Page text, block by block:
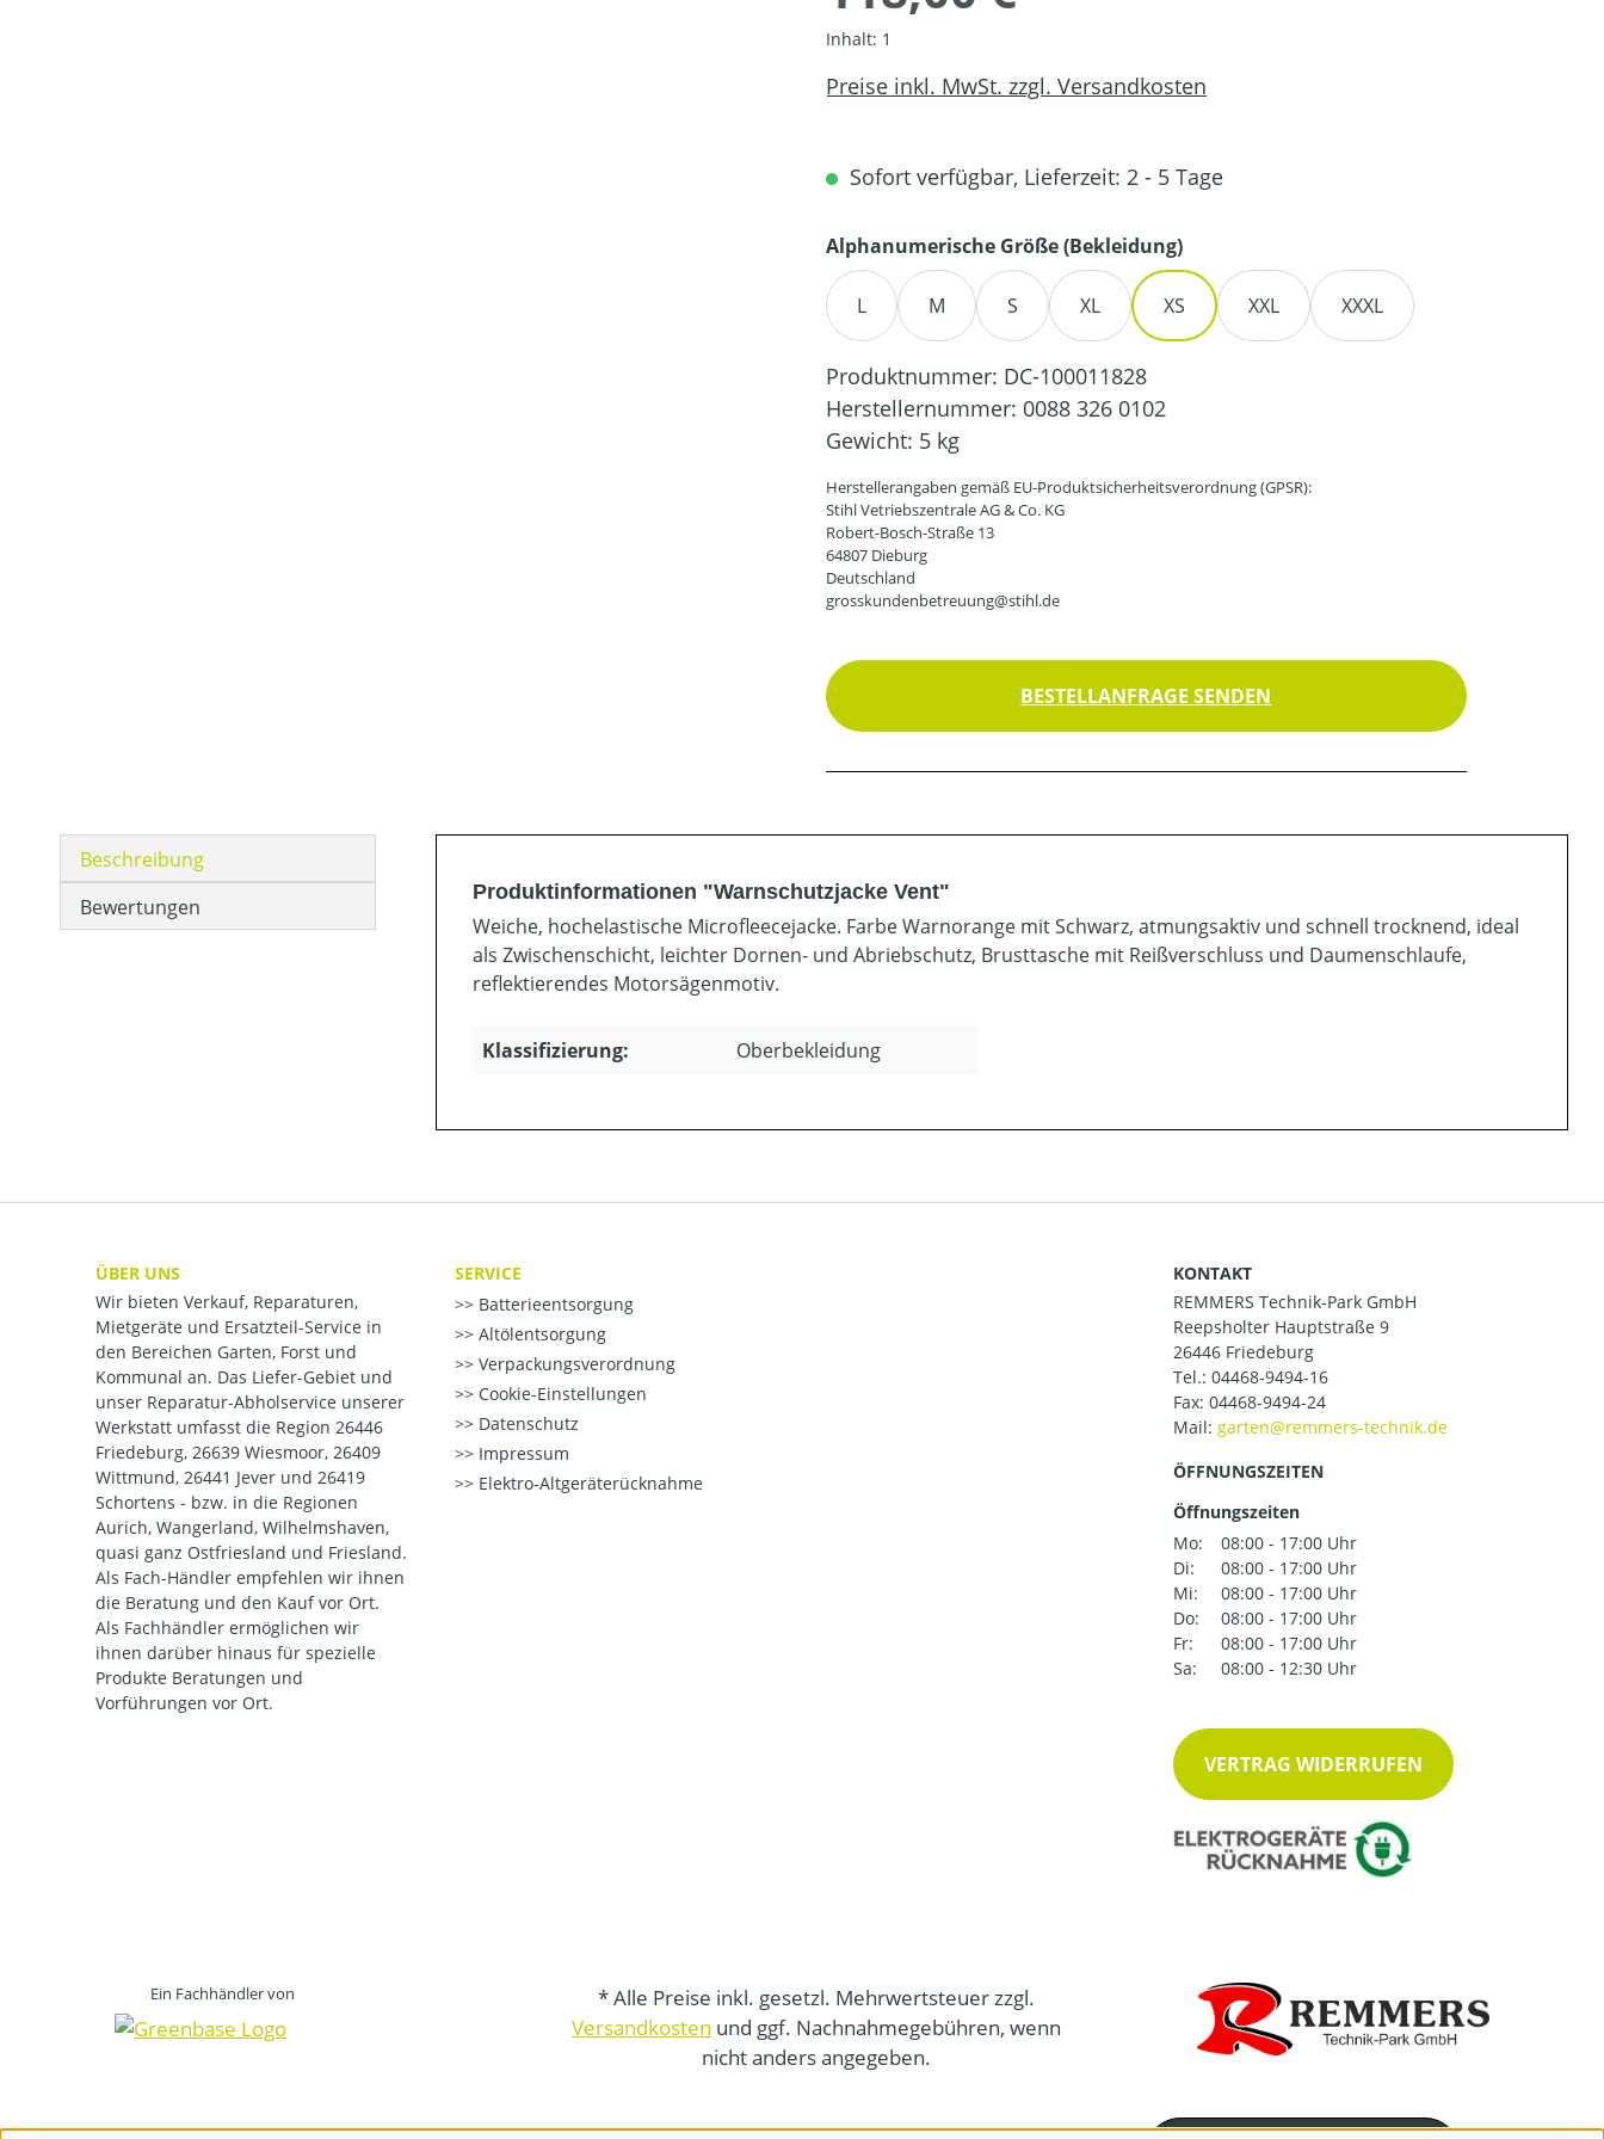
Inhalt: 1
Preise inkl. MwSt. zzgl. Versandkosten
Sofort verfügbar, Lieferzeit: 2 - 5 Tage
Alphanumerische Größe (Bekleidung)auswählen
L M S XL XS XXL XXXL
Produktnummer: DC-100011828
Herstellernummer: 0088 326 0102
Gewicht: 5 kg
Herstellerangaben gemäß EU-Produktsicherheitsverordnung (GPSR):
Stihl Vetriebszentrale AG & Co. KG
Robert-Bosch-Straße 13
64807 Dieburg
Deutschland
grosskundenbetreuung@stihl.de
BESTELLANFRAGE SENDEN
Beschreibung
Bewertungen
Produktinformationen "Warnschutzjacke Vent"
Weiche, hochelastische Microfleecejacke. Farbe Warnorange mit Schwarz, atmungsaktiv und schnell trocknend, ideal
als Zwischenschicht, leichter Dornen- und Abriebschutz, Brusttasche mit Reißverschluss und Daumenschlaufe,
reflektierendes Motorsägenmotiv.
Klassifizierung: Oberbekleidung
ÜBER UNS
Wir bieten Verkauf, Reparaturen,
Mietgeräte und Ersatzteil-Service in
den Bereichen Garten, Forst und
Kommunal an. Das Liefer-Gebiet und
unser Reparatur-Abholservice unserer
Werkstatt umfasst die Region 26446
Friedeburg, 26639 Wiesmoor, 26409
Wittmund, 26441 Jever und 26419
Schortens - bzw. in die Regionen
Aurich, Wangerland, Wilhelmshaven,
quasi ganz Ostfriesland und Friesland.
Als Fach-Händler empfehlen wir ihnen
die Beratung und den Kauf vor Ort.
Als Fachhändler ermöglichen wir
ihnen darüber hinaus für spezielle
Produkte Beratungen und
Vorführungen vor Ort.
SERVICE
Batterieentsorgung
Altölentsorgung
Verpackungsverordnung
Cookie-Einstellungen
Datenschutz
Impressum
Elektro-Altgeräterücknahme
KONTAKT
REMMERS Technik-Park GmbH
Reepsholter Hauptstraße 9
26446 Friedeburg
Tel.: 04468-9494-16
Fax: 04468-9494-24
Mail:
ÖFFNUNGSZEITEN
Öffnungszeiten
Mo:
08:00 - 17:00 Uhr
Di:
08:00 - 17:00 Uhr
Mi:
08:00 - 17:00 Uhr
Do:
08:00 - 17:00 Uhr
Fr:
08:00 - 17:00 Uhr
Sa:
08:00 - 12:30 Uhr
VERTRAG WIDERRUFEN
Ein Fachhändler von
* Alle Preise inkl. gesetzl. Mehrwertsteuer zzgl.
Versandkosten und ggf. Nachnahmegebühren, wenn
nicht anders angegeben.